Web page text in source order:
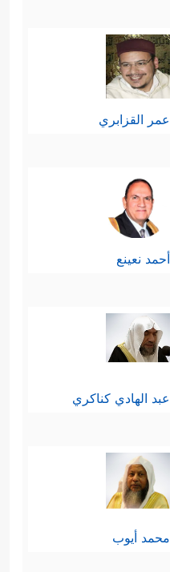
عمر القزابري
أحمد نعينع
عبد الهادي كناكري
محمد أيوب